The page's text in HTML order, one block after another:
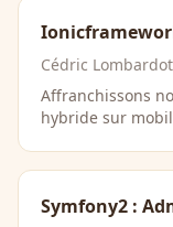
Cédric Lombardot
Affranchissons
hybride sur
Symfony2 :